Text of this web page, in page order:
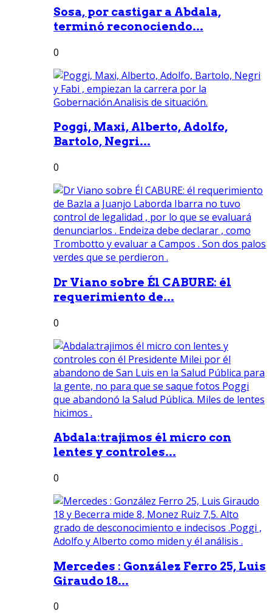
Sosa, por castigar a Abdala,
terminó reconociendo...
0
Poggi, Maxi, Alberto, Adolfo,
Bartolo, Negri...
0
Dr Viano sobre Él CABURE: él
requerimiento de...
0
Abdala:trajimos él micro con
lentes y controles...
0
Mercedes : González Ferro 25, Luis
Giraudo 18...
0